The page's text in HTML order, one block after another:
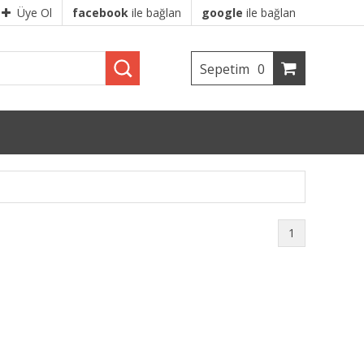
Üye Ol facebook ile bağlan google ile bağlan
Sepetim 0
1